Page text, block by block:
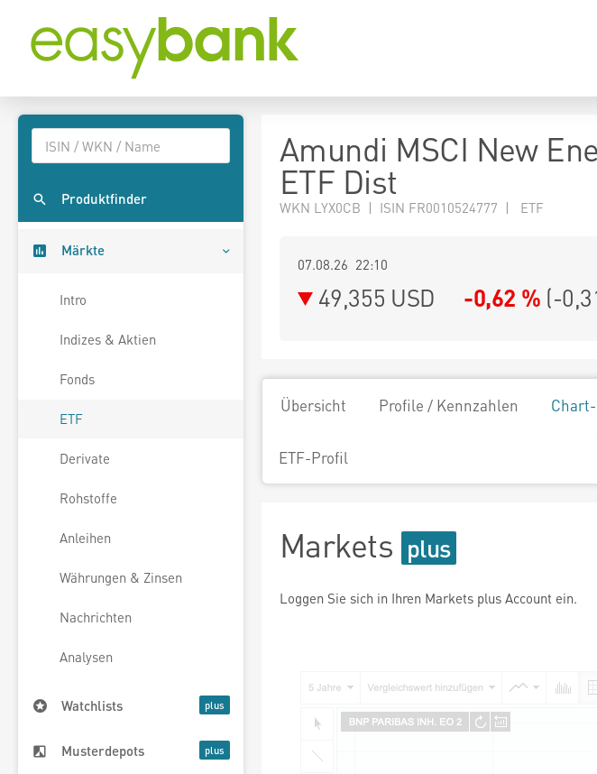
Produktfinder
Märkte
Intro
Indizes & Aktien
Fonds
ETF
Derivate
Rohstoffe
Anleihen
Währungen & Zinsen
Nachrichten
Analysen
Watchlists
Musterdepots
Amundi MSCI New
ETF Dist
WKN LYX0CB | ISIN FR0010524777 | ETF
07.08.26 22:10
49,355 USD -0,62 % (-
Übersicht Profile / Kennzahlen
ETF-Profil
Markets
Loggen Sie sich in Ihren Markets plus Account ein.